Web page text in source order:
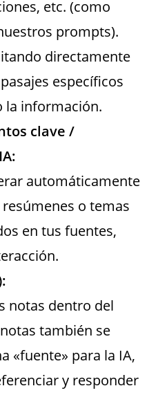
etc. (como
prompts).
directamente
específicos
la información.
clave /
automáticamente
o temas
en tus fuentes,
notas dentro del
también se
«fuente» para la IA,
y responder